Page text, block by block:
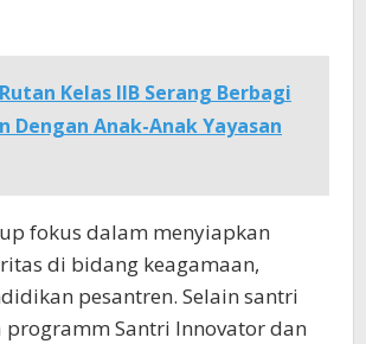
Rutan Kelas IIB Serang Berbagi
Dengan Anak-Anak Yayasan
fokus dalam menyiapkan
di bidang keagamaan,
pesantren. Selain santri
Santri Innovator dan